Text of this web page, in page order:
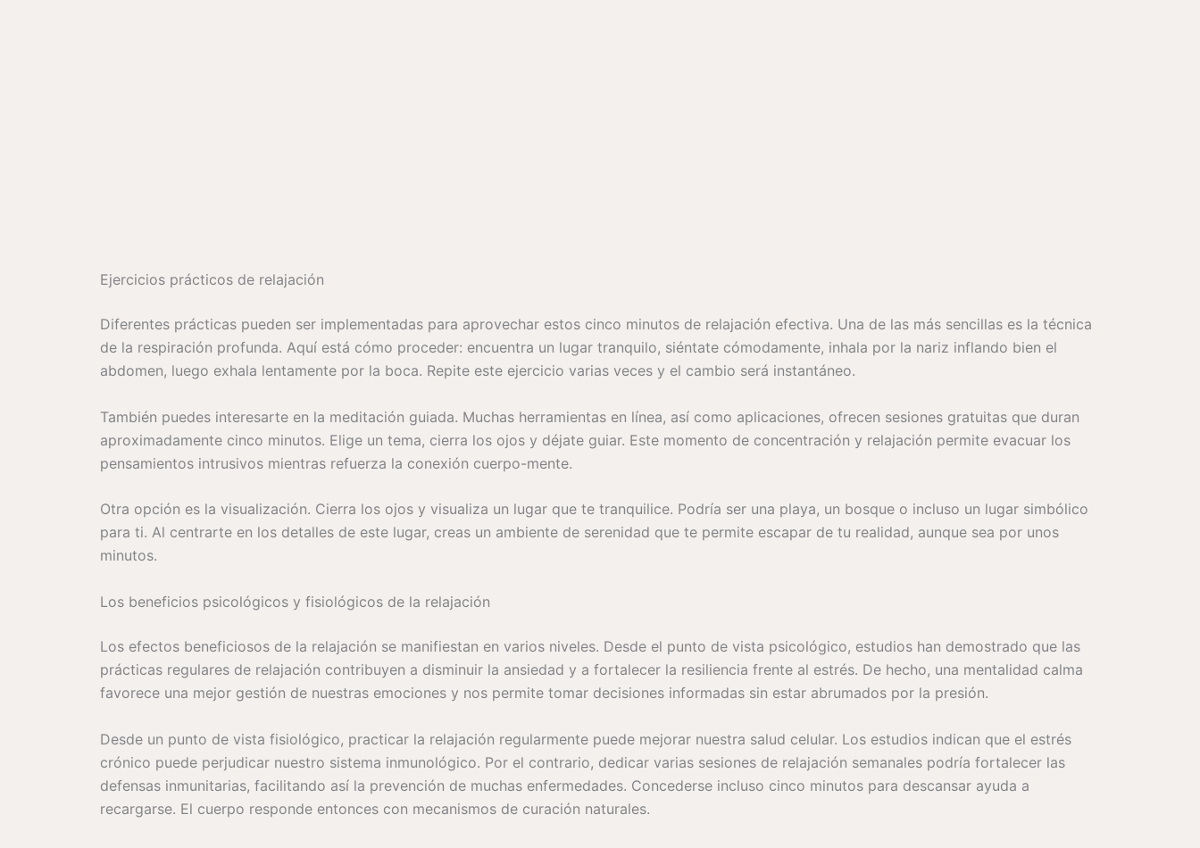
Ejercicios prácticos de relajación
Diferentes prácticas pueden ser implementadas para aprovechar estos cinco minutos de relajación efectiva. Una de las más sencillas es la técnica
de la respiración profunda. Aquí está cómo proceder: encuentra un lugar tranquilo, siéntate cómodamente, inhala por la nariz inflando bien el
abdomen, luego exhala lentamente por la boca. Repite este ejercicio varias veces y el cambio será instantáneo.
También puedes interesarte en la meditación guiada. Muchas herramientas en línea, así como aplicaciones, ofrecen sesiones gratuitas que duran
aproximadamente cinco minutos. Elige un tema, cierra los ojos y déjate guiar. Este momento de concentración y relajación permite evacuar los
pensamientos intrusivos mientras refuerza la conexión cuerpo-mente.
Otra opción es la visualización. Cierra los ojos y visualiza un lugar que te tranquilice. Podría ser una playa, un bosque o incluso un lugar simbólico
para ti. Al centrarte en los detalles de este lugar, creas un ambiente de serenidad que te permite escapar de tu realidad, aunque sea por unos
minutos.
Los beneficios psicológicos y fisiológicos de la relajación
Los efectos beneficiosos de la relajación se manifiestan en varios niveles. Desde el punto de vista psicológico, estudios han demostrado que las
prácticas regulares de relajación contribuyen a disminuir la ansiedad y a fortalecer la resiliencia frente al estrés. De hecho, una mentalidad calma
favorece una mejor gestión de nuestras emociones y nos permite tomar decisiones informadas sin estar abrumados por la presión.
Desde un punto de vista fisiológico, practicar la relajación regularmente puede mejorar nuestra salud celular. Los estudios indican que el estrés
crónico puede perjudicar nuestro sistema inmunológico. Por el contrario, dedicar varias sesiones de relajación semanales podría fortalecer las
defensas inmunitarias, facilitando así la prevención de muchas enfermedades. Concederse incluso cinco minutos para descansar ayuda a
recargarse. El cuerpo responde entonces con mecanismos de curación naturales.